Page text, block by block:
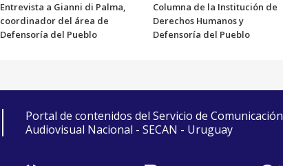
Entrevista a Gianni di Palma,
coordinador del área de
Defensoría del Pueblo
Columna de la Institución de
Derechos Humanos y
Defensoría del Pueblo
Portal de contenidos del Servicio de Comunicación
Audiovisual Nacional - SECAN - Uruguay